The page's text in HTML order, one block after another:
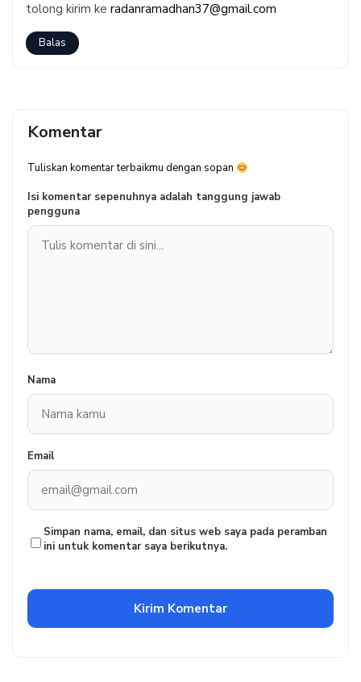
tolong kirim ke radanramadhan37@gmail.com
Balas
Komentar
Tuliskan komentar terbaikmu dengan sopan
Isi komentar sepenuhnya adalah tanggung jawab
pengguna
Nama
Email
Simpan nama, email, dan situs web saya pada peramban
ini untuk komentar saya berikutnya.